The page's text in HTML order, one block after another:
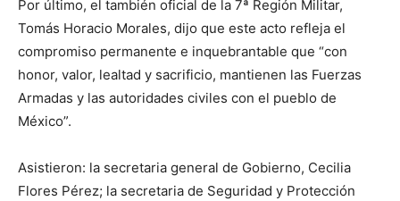
Por último, el también oficial de la 7ª Región Militar,
Tomás Horacio Morales, dijo que este acto refleja el
compromiso permanente e inquebrantable que “con
honor, valor, lealtad y sacrificio, mantienen las Fuerzas
Armadas y las autoridades civiles con el pueblo de
México”.
Asistieron: la secretaria general de Gobierno, Cecilia
Flores Pérez; la secretaria de Seguridad y Protección